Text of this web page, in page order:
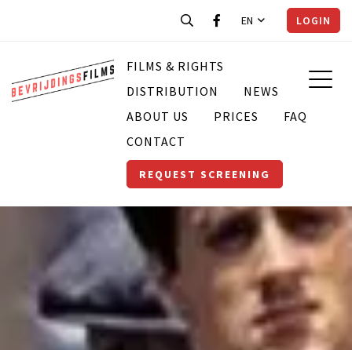
EN LOGIN
FILMS & RIGHTS
DISTRIBUTION
NEWS
ABOUT US
PRICES
FAQ
CONTACT
REQUEST SCREENING